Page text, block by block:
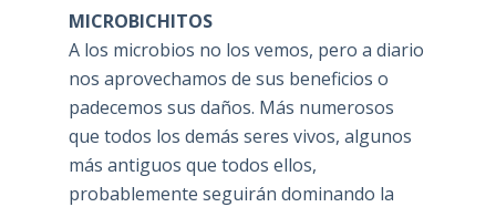
MICROBICHITOS
A los microbios no los vemos, pero a diario
nos aprovechamos de sus beneficios o
padecemos sus daños. Más numerosos
que todos los demás seres vivos, algunos
más antiguos que todos ellos,
probablemente seguirán dominando la